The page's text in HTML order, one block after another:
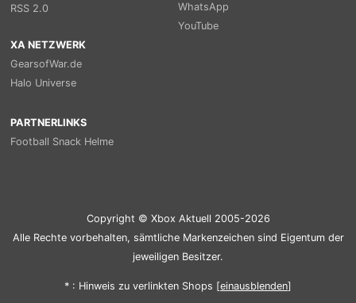
RSS 2.0
WhatsApp
YouTube
XA NETZWERK
GearsofWar.de
Halo Universe
PARTNERLINKS
Football Snack Helme
Copyright © Xbox Aktuell 2005-2026
Alle Rechte vorbehalten, sämtliche Markenzeichen sind Eigentum der
jeweiligen Besitzer.
* : Hinweis zu verlinkten Shops [einausblenden]